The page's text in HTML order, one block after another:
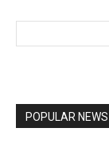
POPULAR NEWS